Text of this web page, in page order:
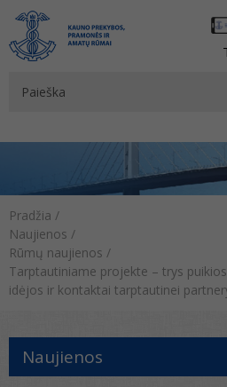
Pradžia /
Naujienos /
Rūmų naujienos /
Tarptautiniame projekte – trys
idėjos ir kontaktai tarptautinei
Naujienos